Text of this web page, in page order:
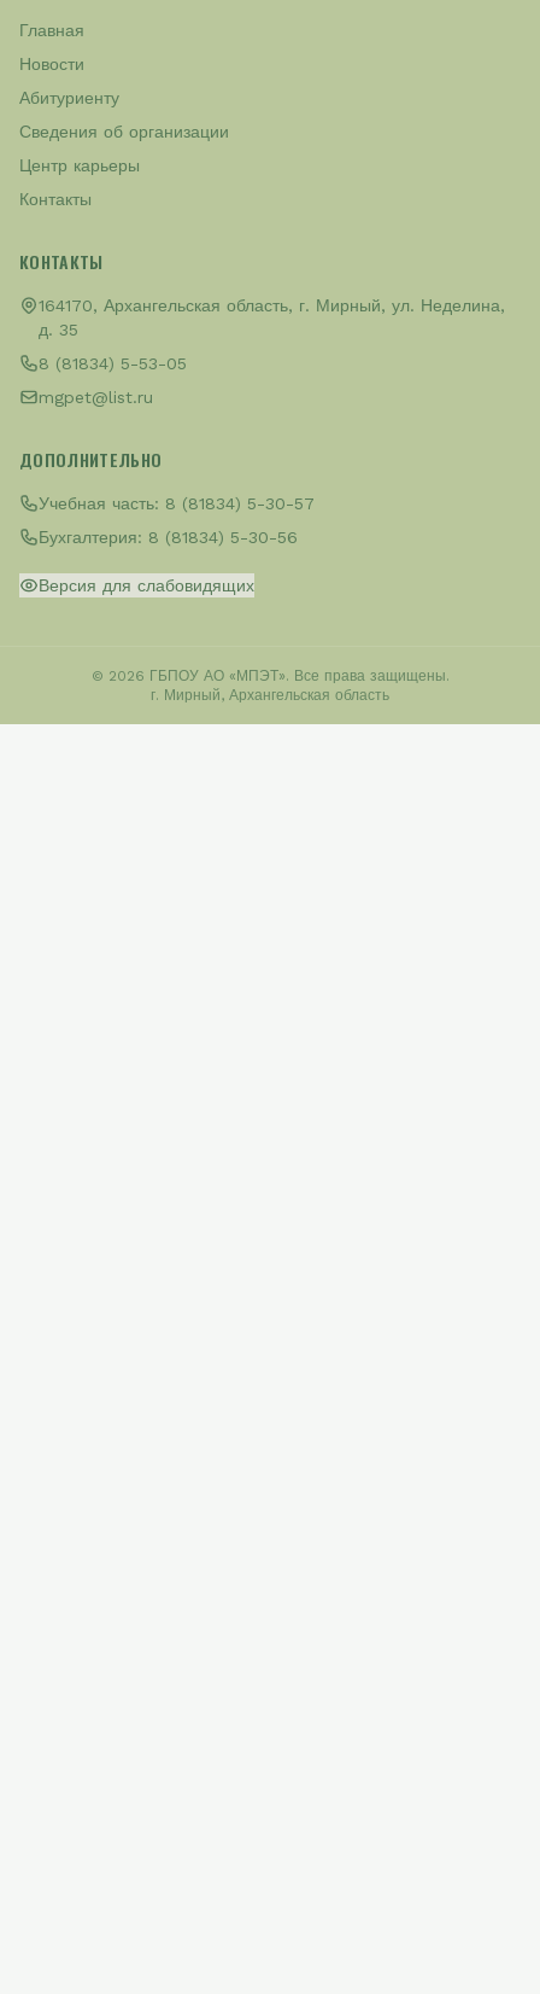
Главная
Новости
Абитуриенту
Сведения об организации
Центр карьеры
Контакты
КОНТАКТЫ
164170, Архангельская область, г. Мирный, ул. Неделина,
д. 35
8 (81834) 5-53-05
mgpet@list.ru
ДОПОЛНИТЕЛЬНО
Учебная часть: 8 (81834) 5-30-57
Бухгалтерия: 8 (81834) 5-30-56
Версия для слабовидящих
© 2026 ГБПОУ АО «МПЭТ». Все права защищены.
г. Мирный, Архангельская область